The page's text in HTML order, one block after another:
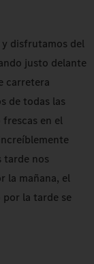
y disfrutamos del
justo delante
carretera
de todas las
en el
tarde nos
la mañana, el
la tarde se